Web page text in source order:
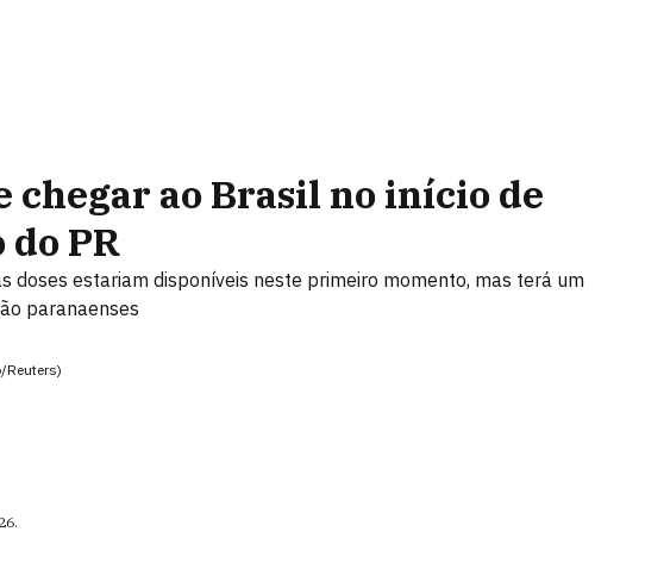
chegar ao Brasil no início de
PR
doses estariam disponíveis neste primeiro momento, mas terá um
paranaenses
Reuters)
.